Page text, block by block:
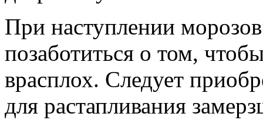
При наступлении
позаботиться о том,
врасплох. Следует
для растапливания